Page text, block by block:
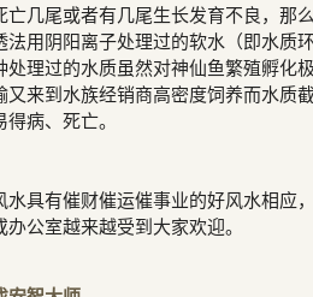
亡几尾或者有几尾生长发育不良，那
法用阴阳离子处理过的软水（即水质
处理过的水质虽然对神仙鱼繁殖孵化
又来到水族经销商高密度饲养而水质
病、死亡。
水具有催财催运催事业的好风水相应
公室越来越受到大家欢迎。